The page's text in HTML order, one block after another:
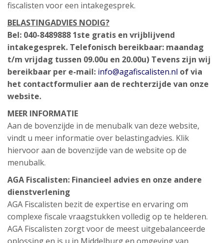
fiscalisten voor een intakegesprek.
BELASTINGADVIES NODIG?
Bel: 040-8489888 1ste gratis en vrijblijvend
intakegesprek. Telefonisch bereikbaar: maandag
t/m vrijdag tussen 09.00u en 20.00u) Tevens zijn wij
bereikbaar per e-mail: info@agafiscalisten.nl of via
het contactformulier aan de rechterzijde van onze
website.
MEER INFORMATIE
Aan de bovenzijde in de menubalk van deze website,
vindt u meer informatie over belastingadvies. Klik
hiervoor aan de bovenzijde van de website op de
menubalk.
AGA Fiscalisten: Financieel advies en onze andere
dienstverlening
AGA Fiscalisten bezit de expertise en ervaring om
complexe fiscale vraagstukken volledig op te helderen.
AGA Fiscalisten zorgt voor de meest uitgebalanceerde